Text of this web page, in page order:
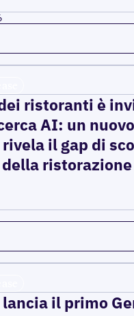
ristoranti è
AI: un
il gap di
ristorazione
il primo